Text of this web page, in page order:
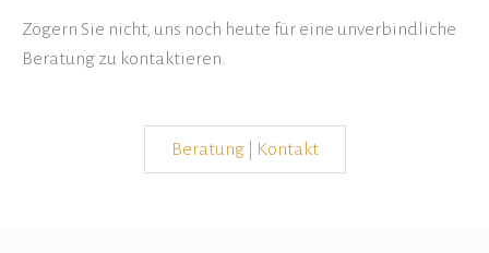
Zögern Sie nicht, uns noch heute für eine unverbindliche
Beratung zu kontaktieren.
Beratung | Kontakt